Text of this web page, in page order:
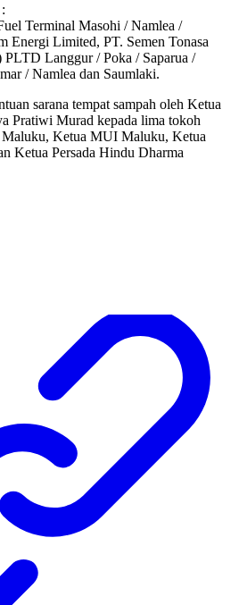
Terminal Masohi / Namlea /
Energi Limited, PT. Semen Tonasa
Langgur / Poka / Saparua /
/ Namlea dan Saumlaki.
sarana tempat sampah oleh Ketua
Pratiwi Murad kepada lima tokoh
Maluku, Ketua MUI Maluku, Ketua
Ketua Persada Hindu Dharma